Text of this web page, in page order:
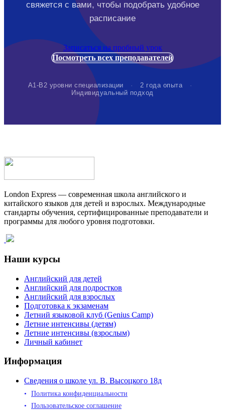
свяжется с вами, чтобы подобрать удобное
расписание
Записаться на пробный урок
Посмотреть всех преподавателей
А1-В2 уровни специализации · 2 года опыта
·
Индивидуальный подход
London Express — современная школа английского и
китайского языков для детей и взрослых. Международные
стандарты обучения, сертифицированные преподаватели и
программы для любого уровня подготовки.
Наши курсы
Английский для детей
Английский для подростков
Английский для взрослых
Подготовка к экзаменам
Летний языковой клуб (Genius Camp)
Летние интенсивы (детям)
Летние интенсивы (взрослым)
Личный кабинет
Информация
Сведения о школе ул. В. Высоцкого 18д
Политика конфиденциальности
Пользовательское соглашение